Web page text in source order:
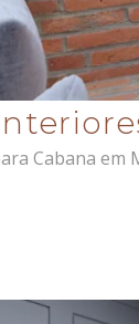
Cabana em